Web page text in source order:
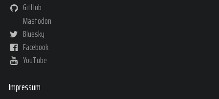
GitHub
Mastodon
Bluesky
Facebook
YouTube
Impressum